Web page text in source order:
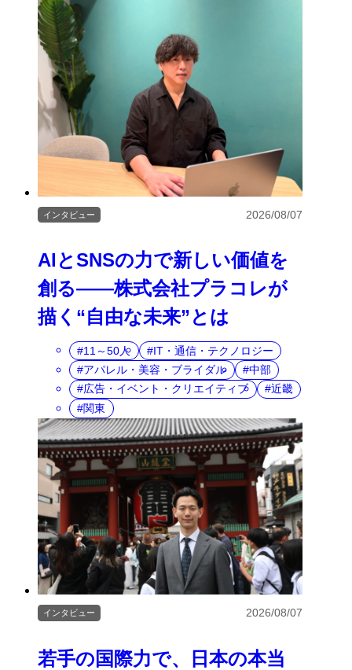
AIとSNSの力で新しい価値を
創る――株式会社プラコレが
描く“自由な未来”とは
インタビュー 2026/08/07
11～50人
IT・通信・テクノロジー
アパレル・美容・ブライダル
中部
広告・イベント・クリエイティブ
近畿
関東
若手の国際力で、日本の本当
インタビュー 2026/08/07